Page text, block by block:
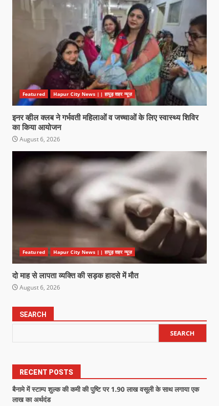
Featured Hapur City News || हापुड़ शहर न्यूज़
इनर व्हील क्लब ने गर्भवती महिलाओं व जच्चाओं के लिए स्वास्थ्य शिविर
का किया आयोजन
August 6, 2026
Featured Hapur City News || हापुड़ शहर न्यूज़
दो माह से लापता व्यक्ति की सड़क हादसे में मौत
August 6, 2026
SEARCH
SEARCH
RECENT POSTS
बैनामे में स्टाम्प शुल्क की कमी की पुष्टि पर 1.90 लाख वसूली के साथ लगाया एक
लाख का अर्थदंड